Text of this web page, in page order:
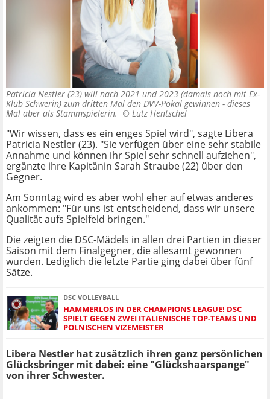
Patricia Nestler (23) will nach 2021 und 2023 (damals noch mit Ex-
Klub Schwerin) zum dritten Mal den DVV-Pokal gewinnen - dieses
Mal aber als Stammspielerin. © Lutz Hentschel
"Wir wissen, dass es ein enges Spiel wird", sagte Libera
Patricia Nestler (23). "Sie verfügen über eine sehr stabile
Annahme und können ihr Spiel sehr schnell aufziehen",
ergänzte ihre Kapitänin Sarah Straube (22) über den
Gegner.
Am Sonntag wird es aber wohl eher auf etwas anderes
ankommen: "Für uns ist entscheidend, dass wir unsere
Qualität aufs Spielfeld bringen."
Die zeigten die DSC-Mädels in allen drei Partien in dieser
Saison mit dem Finalgegner, die allesamt gewonnen
wurden. Lediglich die letzte Partie ging dabei über fünf
Sätze.
DSC VOLLEYBALL
HAMMERLOS IN DER CHAMPIONS LEAGUE! DSC
SPIELT GEGEN ZWEI ITALIENISCHE TOP-TEAMS UND
POLNISCHEN VIZEMEISTER
Libera Nestler hat zusätzlich ihren ganz persönlichen
Glücksbringer mit dabei: eine "Glückshaarspange"
von ihrer Schwester.